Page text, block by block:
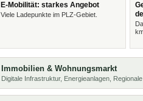
E-Mobilität: starkes Angebot
Viele Ladepunkte im PLZ-Gebiet.
Immobilien & Wohnungsmarkt
Digitale Infrastruktur, Energieanlagen,